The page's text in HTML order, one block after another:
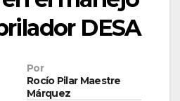
DESA
Por
Rocío Pilar Maestre
Márquez